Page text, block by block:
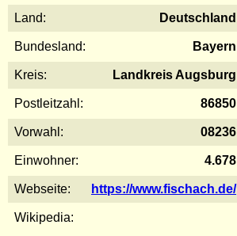
Land: Deutschland
Bundesland: Bayern
Kreis: Landkreis Augsburg
Postleitzahl: 86850
Vorwahl: 08236
Einwohner: 4.678
Webseite: https://www.fischach.de/
Wikipedia: